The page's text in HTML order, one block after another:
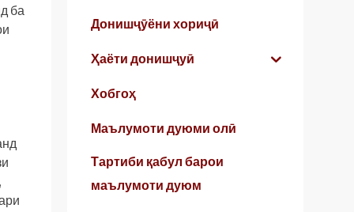
ба
Донишҷӯёни хориҷӣ
Ҳаёти донишҷуӣ
Хобгоҳ
Маълумоти дуюми олӣ
Тартиби қабул барои
маълумоти дуюм